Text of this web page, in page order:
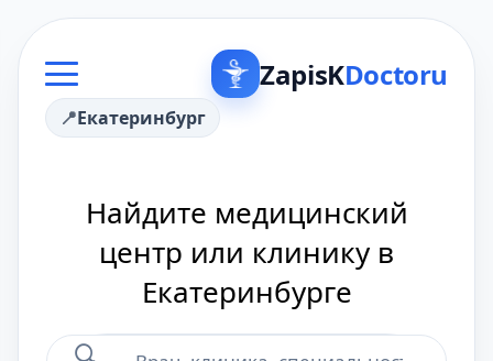
ZapisKDoctoru
Екатеринбург
Найдите медицинский
центр или клинику в
Екатеринбурге